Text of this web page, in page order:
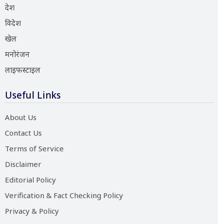
देश
विदेश
खेल
मनोरंजन
लाइफस्टाइल
Useful Links
About Us
Contact Us
Terms of Service
Disclaimer
Editorial Policy
Verification & Fact Checking Policy
Privacy & Policy